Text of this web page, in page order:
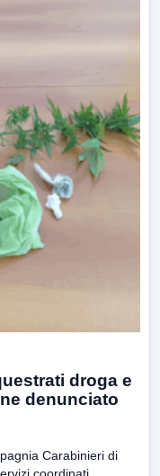
droga e
denunciato
Carabinieri di